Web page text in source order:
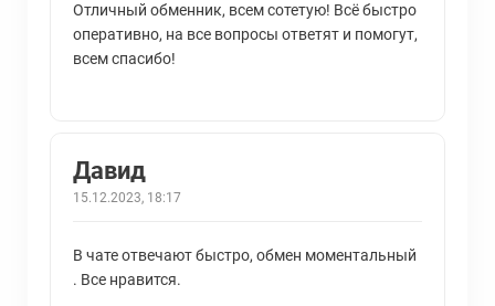
Отличный обменник, всем сотетую! Всё быстро
оперативно, на все вопросы ответят и помогут,
всем спасибо!
Давид
15.12.2023, 18:17
В чате отвечают быстро, обмен моментальный
. Все нравится.